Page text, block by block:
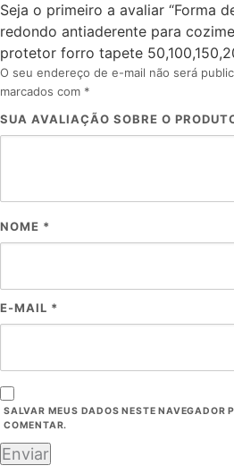
Seja o primeiro a avaliar “Forma
redondo antiaderente para
protetor forro tapete
O seu endereço de e-mail não será
marcados com *
SUA AVALIAÇÃO SOBRE O
NOME *
E-MAIL *
SALVAR MEUS DADOS NESTE NAVEGADOR
COMENTAR.